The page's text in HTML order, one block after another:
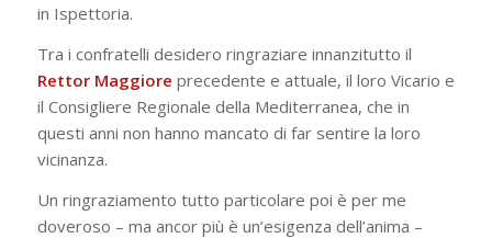
in Ispettoria.
Tra i confratelli desidero ringraziare innanzitutto il
Rettor Maggiore precedente e attuale, il loro Vicario e
il Consigliere Regionale della Mediterranea, che in
questi anni non hanno mancato di far sentire la loro
vicinanza.
Un ringraziamento tutto particolare poi è per me
doveroso – ma ancor più è un’esigenza dell’anima –